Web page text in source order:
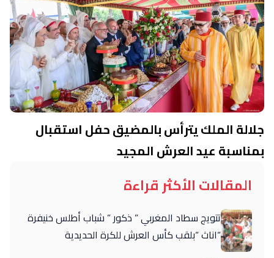
جلالة الملك يترأس بالمضيق حفل استقبال
بمناسبة عيد العرش المجيد
المقالات الأكثر قراءة
تتويج سطاد المغربي ” ذكور ” شباب أطلس خنيفرة
“اناث “بلقب كأس العرش للكرة الحديدية